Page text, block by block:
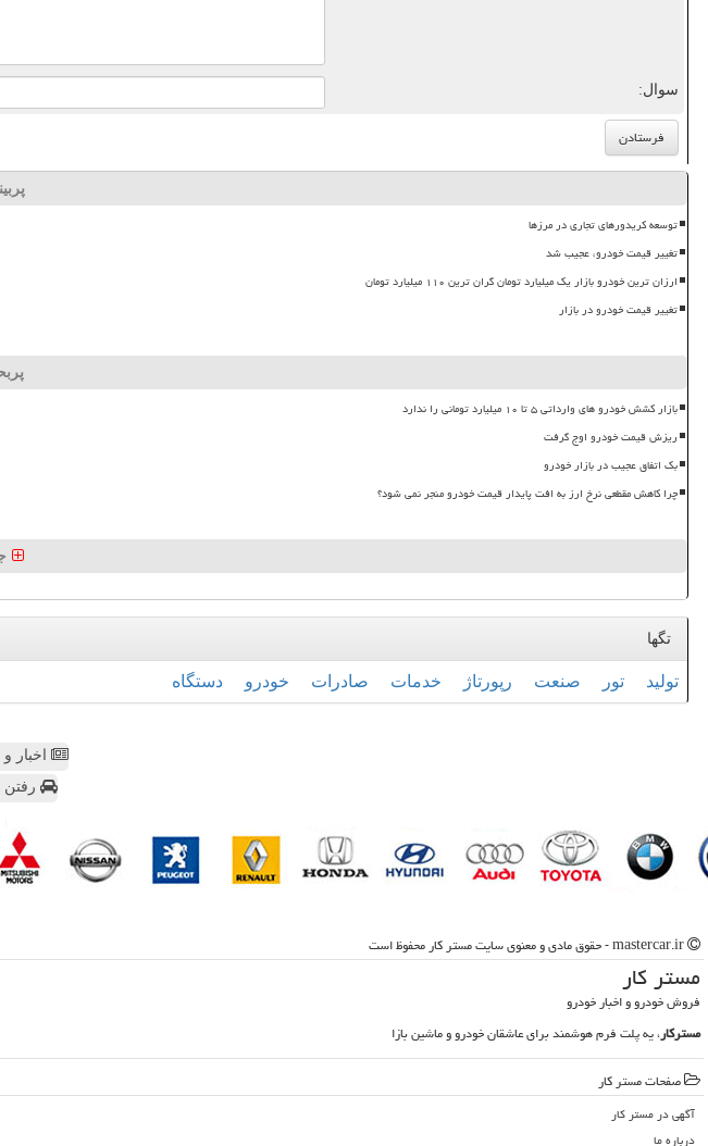
سوال:
توسعه کریدورهای تجاری در مرزها
تغییر قیمت خودرو، عجیب شد
ارزان ترین خودرو بازار یک میلیارد تومان گران ترین ۱۱۰ میلیارد تومان
تغییر قیمت خودرو در بازار
بازار کشش خودرو های وارداتی ۵ تا ۱۰ میلیارد تومانی را ندارد
ریزش قیمت خودرو اوج گرفت
بک اتفاق عجیب در بازار خودرو
چرا کاهش مقطعی نرخ ارز به افت پایدار قیمت خودرو منجر نمی شود؟
تگها
تولید تور صنعت رپورتاژ خدمات صادرات خودرو دستگاه
اخبار
مستر كار
فروش خودرو و اخبار خودرو
مسترکار، یه پلت فرم هوشمند برای عاشقان خودرو و ماشین بازا
صفحات مستر كار
آگهی در مستر كار
درباره ما